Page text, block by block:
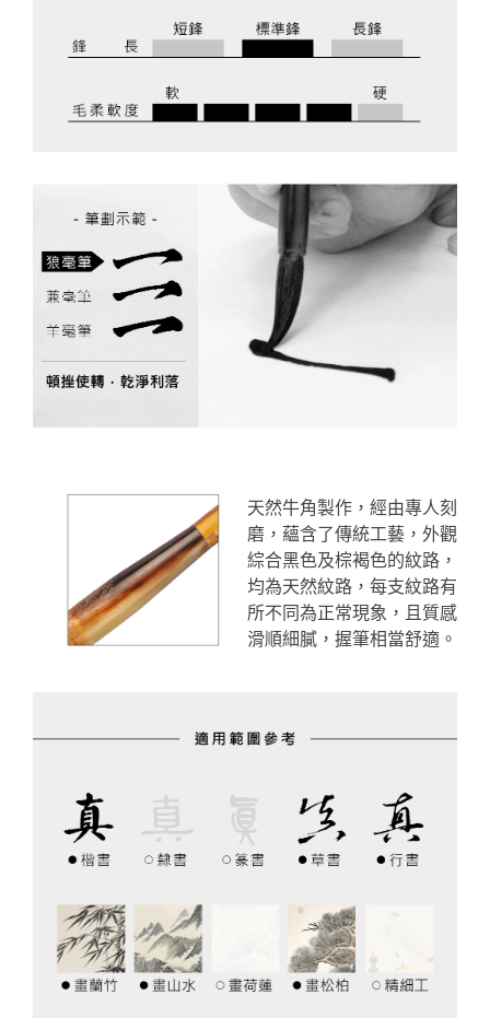
天然牛角製作，經由專人刻
磨，蘊含了傳統工藝，外觀
綜合黑色及棕褐色的紋路，
均為天然紋路，每支紋路有
所不同為正常現象，且質感
滑順細膩，握筆相當舒適。